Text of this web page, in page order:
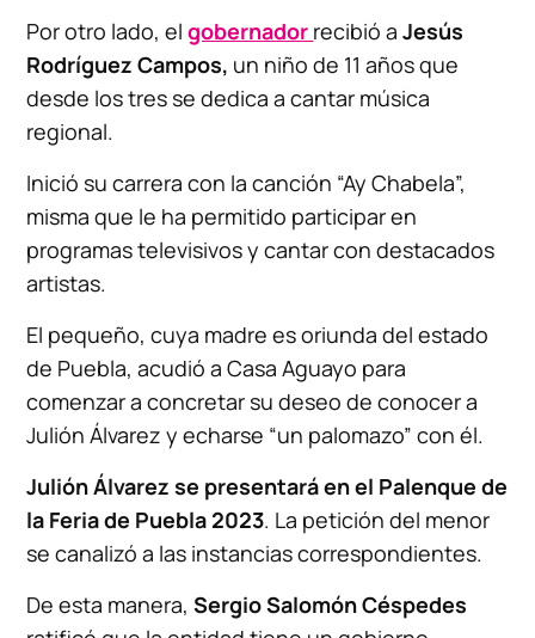
Por otro lado, elgobernador recibió aJesús
Rodríguez Campos, un niño de 11 años que
desde los tres se dedica a cantar música
regional.
Inició su carrera con la canción “Ay Chabela”,
misma que le ha permitido participar en
programas televisivos y cantar con destacados
artistas.
El pequeño, cuya madre es oriunda del estado
de Puebla, acudió a Casa Aguayo para
comenzar a concretar su deseo de conocer a
Julión Álvarez y echarse “un palomazo” con él.
Julión Álvarez se presentará en el Palenque de
la Feria de Puebla 2023. La petición del menor
se canalizó a las instancias correspondientes.
De esta manera,Sergio Salomón Céspedes